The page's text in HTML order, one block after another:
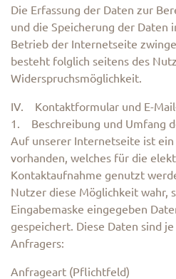
Die Erfassung der Daten zur
und die Speicherung der Daten
Betrieb der Internetseite
besteht folglich seitens des
Widerspruchsmöglichkeit.
IV. Kontaktformular und E-
1. Beschreibung und Umfang
Auf unserer Internetseite ist
vorhanden, welches für die
Kontaktaufnahme genutzt
Nutzer diese Möglichkeit wahr,
Eingabemaske eingegeben
gespeichert. Diese Daten sind
Anfragers:
Anfrageart (Pflichtfeld)